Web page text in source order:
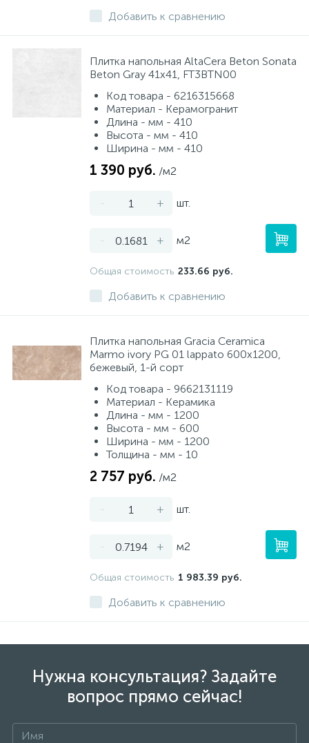
Добавить к сравнению
Плитка напольная AltaCera Beton Sonata
Beton Gray 41x41, FT3BTN00
Код товара - 6216315668
Материал - Керамогранит
Длина - мм - 410
Высота - мм - 410
Ширина - мм - 410
1 390 руб. /м2
- + шт.
- + м2
Общая стоимость 233.66 руб.
Добавить к сравнению
Плитка напольная Gracia Ceramica
Marmo ivory PG 01 lappato 600x1200,
бежевый, 1-й сорт
Код товара - 9662131119
Материал - Керамика
Длина - мм - 1200
Высота - мм - 600
Ширина - мм - 1200
Толщина - мм - 10
2 757 руб. /м2
- + шт.
- + м2
Общая стоимость 1 983.39 руб.
Добавить к сравнению
Нужна консультация? Задайте
вопрос прямо сейчас!